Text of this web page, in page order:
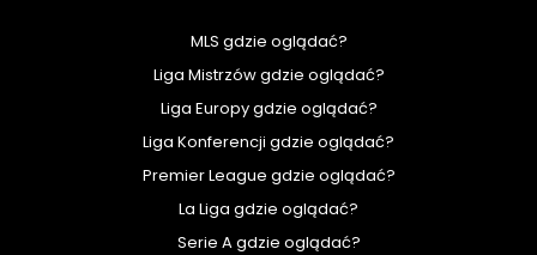
MLS gdzie oglądać?
Liga Mistrzów gdzie oglądać?
Liga Europy gdzie oglądać?
Liga Konferencji gdzie oglądać?
Premier League gdzie oglądać?
La Liga gdzie oglądać?
Serie A gdzie oglądać?